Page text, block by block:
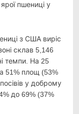
пшениці у
з США виріс
склав 5,146
темпи. На 25
51% площ (53%
у доброму
до 69% (37%